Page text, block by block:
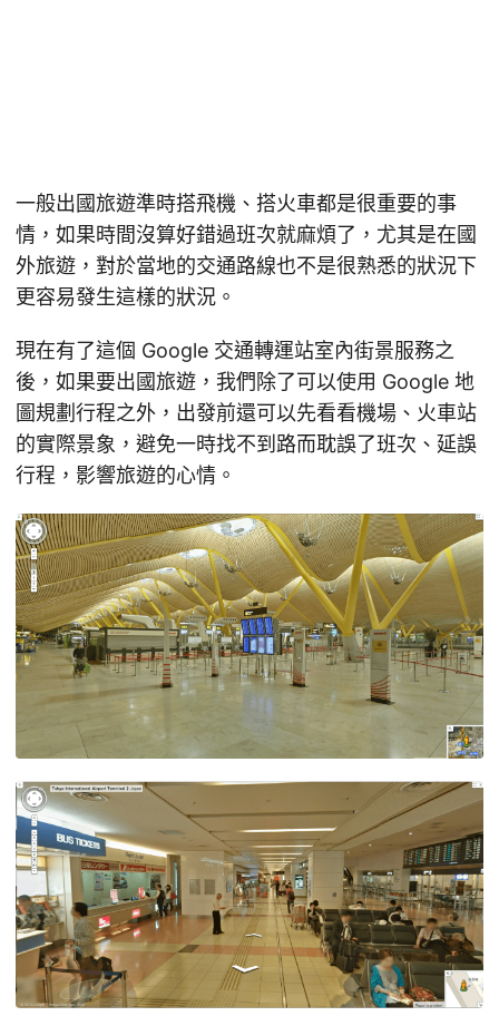
一般出國旅遊準時搭飛機、搭火車都是很重要的事
情，如果時間沒算好錯過班次就麻煩了，尤其是在國
外旅遊，對於當地的交通路線也不是很熟悉的狀況下
更容易發生這樣的狀況。
現在有了這個 Google 交通轉運站室內街景服務之
後，如果要出國旅遊，我們除了可以使用 Google 地
圖規劃行程之外，出發前還可以先看看機場、火車站
的實際景象，避免一時找不到路而耽誤了班次、延誤
行程，影響旅遊的心情。